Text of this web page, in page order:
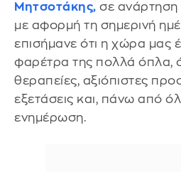
Μητσοτάκης, σε
με αφορμή τη σημερινή
επισήμανε ότι η χώρα μας
φαρέτρα της πολλά όπλα,
θεραπείες, αξιόπιστες
εξετάσεις και, πάνω από
ενημέρωση.